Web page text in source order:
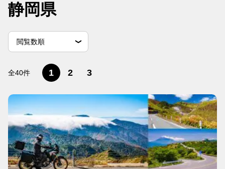
静岡県
並
替
条
並べ替え条件
新しい順
古い順
閲覧数順
全40件 1 2 3